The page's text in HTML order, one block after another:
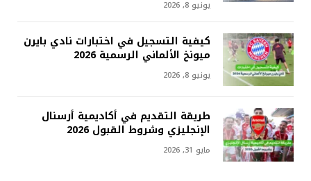
يونيو 8, 2026
كيفية التسجيل في اختبارات نادي بايرن
ميونخ الألماني الرسمية 2026
يونيو 8, 2026
طريقة التقديم في أكاديمية أرسنال
الإنجليزي وشروط القبول 2026
مايو 31, 2026